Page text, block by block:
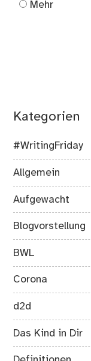
Mehr
Kategorien
#WritingFriday
Allgemein
Aufgewacht
Blogvorstellung
BWL
Corona
d2d
Das Kind in Dir